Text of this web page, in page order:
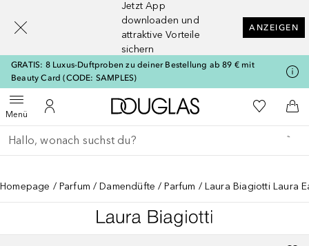
Jetzt App
downloaden und
attraktive Vorteile
sichern
ANZEIGEN
GRATIS: 8 Luxus-Duftproben zu deiner Bestellung ab 89 € mit
Beauty Card (CODE: SAMPLES)
MenüMenü öffnenZu Meinem Kundenkonto
Zur Douglas Startseite
Zu Meiner
Gehe zurück
Suche ausführen
Homepage Parfum Damendüfte Parfum Laura Biagiotti Laura
[navigation.slideout.screenreader]